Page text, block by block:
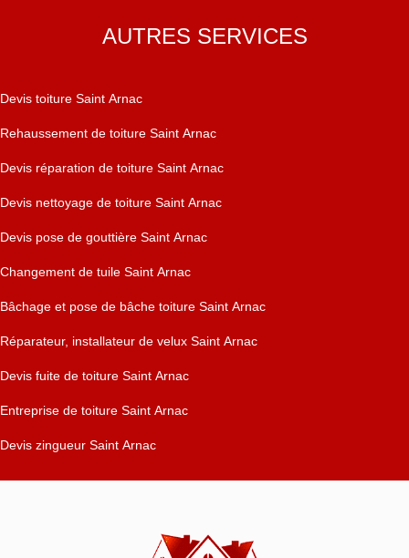
AUTRES SERVICES
Devis toiture Saint Arnac
Rehaussement de toiture Saint Arnac
Devis réparation de toiture Saint Arnac
Devis nettoyage de toiture Saint Arnac
Devis pose de gouttière Saint Arnac
Changement de tuile Saint Arnac
Bâchage et pose de bâche toiture Saint Arnac
Réparateur, installateur de velux Saint Arnac
Devis fuite de toiture Saint Arnac
Entreprise de toiture Saint Arnac
Devis zingueur Saint Arnac